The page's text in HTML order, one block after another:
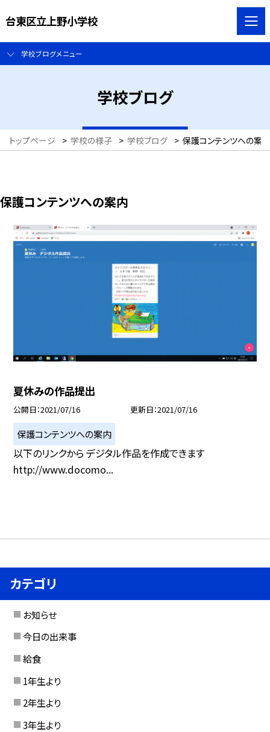
台東区立上野小学校
学校ブログメニュー
学校ブログ
トップページ > 学校の様子 > 学校ブログ > 保護コンテンツへの案内
保護コンテンツへの案内
夏休みの作品提出
公開日 2021/07/16 更新日 2021/07/16
保護コンテンツへの案内
以下のリンクから デジタル作品を作成できます
http://www.docomo...
カテゴリ
お知らせ
今日の出来事
給食
1年生より
2年生より
3年生より